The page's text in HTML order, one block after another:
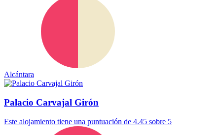
Alcántara
Palacio Carvajal Girón
Este alojamiento tiene una puntuación de 4.45 sobre 5